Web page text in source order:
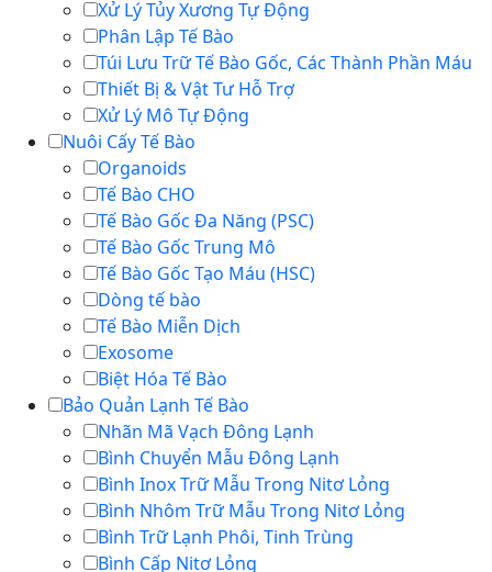
Xử Lý Tủy Xương Tự Động
Phân Lập Tế Bào
Túi Lưu Trữ Tế Bào Gốc, Các Thành Phần Máu
Thiết Bị & Vật Tư Hỗ Trợ
Xử Lý Mô Tự Động
Nuôi Cấy Tế Bào
Organoids
Tế Bào CHO
Tế Bào Gốc Đa Năng (PSC)
Tế Bào Gốc Trung Mô
Tế Bào Gốc Tạo Máu (HSC)
Dòng tế bào
Tế Bào Miễn Dịch
Exosome
Biệt Hóa Tế Bào
Bảo Quản Lạnh Tế Bào
Nhãn Mã Vạch Đông Lạnh
Bình Chuyển Mẫu Đông Lạnh
Bình Inox Trữ Mẫu Trong Nitơ Lỏng
Bình Nhôm Trữ Mẫu Trong Nitơ Lỏng
Bình Trữ Lạnh Phôi, Tinh Trùng
Bình Cấp Nitơ Lỏng